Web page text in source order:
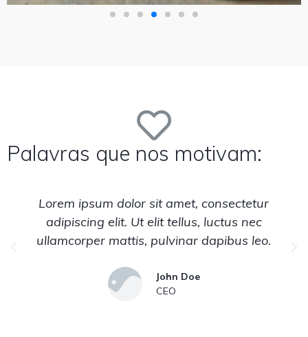
Palavras que nos motivam:
Lorem ipsum dolor sit amet, consectetur
adipiscing elit. Ut elit tellus, luctus nec
ullamcorper mattis, pulvinar dapibus leo.
John Doe
CEO